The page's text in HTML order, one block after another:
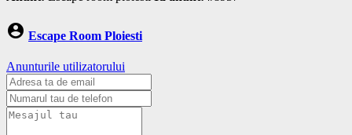
account_circle Escape Room Ploiesti
Anunturile utilizatorului